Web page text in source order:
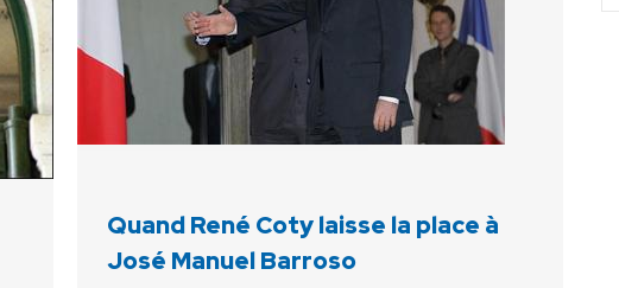
Quand René Coty laisse la place à
José Manuel Barroso